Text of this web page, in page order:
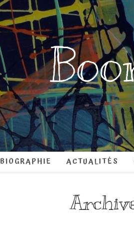
BIOGRAPHIE ACTUALITÉS